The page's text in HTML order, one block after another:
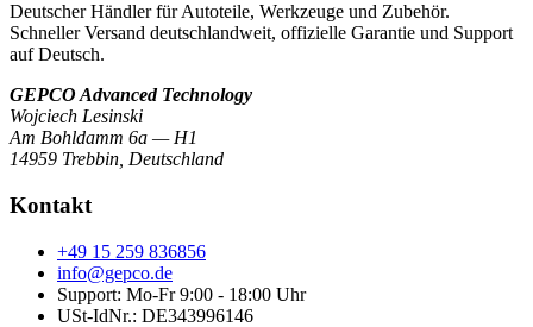
Deutscher Händler für Autoteile, Werkzeuge und Zubehör.
Schneller Versand deutschlandweit, offizielle Garantie und Support
auf Deutsch.
GEPCO Advanced Technology
Wojciech Lesinski
Am Bohldamm 6a — H1
14959 Trebbin Deutschland
Kontakt
+49 15 259 836856
info@gepco.de
Support: Mo-Fr 9:00 - 18:00 Uhr
USt-IdNr.: DE343996146